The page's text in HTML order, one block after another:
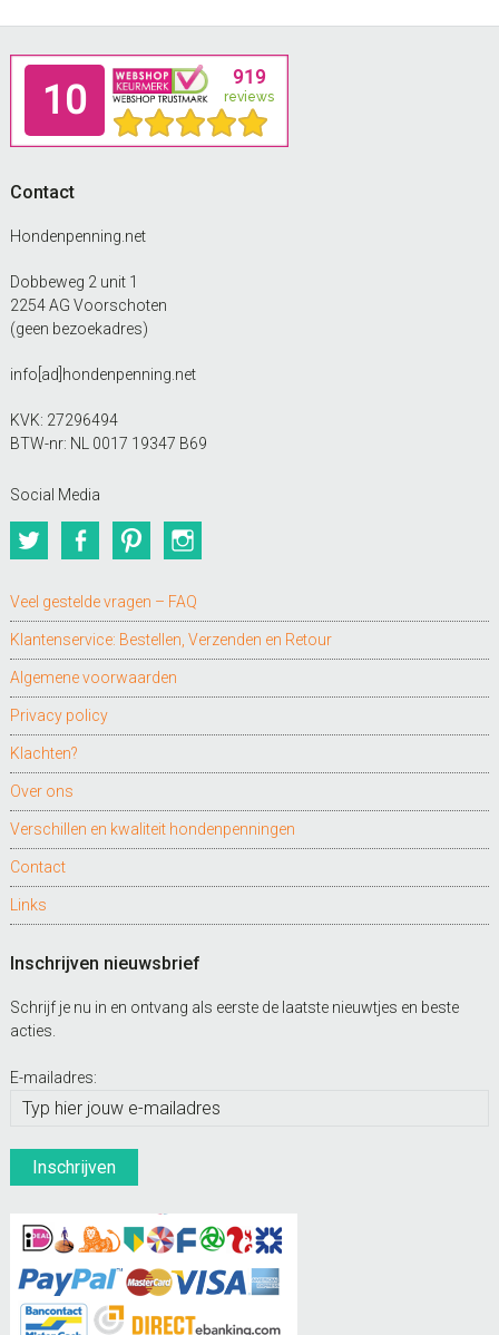
Footer
Contact
Hondenpenning.net
Dobbeweg 2 unit 1
2254 AG Voorschoten
(geen bezoekadres)
info[ad]hondenpenning.net
KVK: 27296494
BTW-nr: NL 0017 19347 B69
Social Media
TwitterFacebookPinterest
Veel gestelde vragen – FAQ
Klantenservice: Bestellen, Verzenden en Retour
Algemene voorwaarden
Privacy policy
Klachten?
Over ons
Verschillen en kwaliteit hondenpenningen
Contact
Links
Inschrijven nieuwsbrief
Schrijf je nu in en ontvang als eerste de laatste nieuwtjes en beste
acties.
E-mailadres: